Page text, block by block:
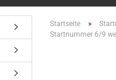
Startseite »
Startnummer 6/9